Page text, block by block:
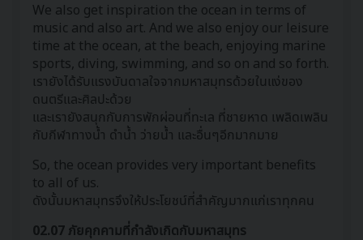
We also get inspiration the ocean in terms of
music and also art. And we also enjoy our leisure
time at the ocean, at the beach, enjoying marine
sports, diving, swimming, and so on and so forth.
เรายังได้รับแรงบันดาลใจจากมหาสมุทรด้วยในแง่ของ
ดนตรีและศิลปะด้วย
และเรายังสนุกกับการพักผ่อนที่ทะเล ที่ชายหาด เพลิดเพลิน
กับกีฬาทางน้ำ ดำน้ำ ว่ายน้ำ และอื่นๆอีกมากมาย
So, the ocean provides very important benefits
to all of us.
ดังนั้นมหาสมุทรจึงให้ประโยชน์ที่สำคัญมากแก่เราทุกคน
02.07 ภัยคุกคามที่กำลังเกิดกับมหาสมุทร